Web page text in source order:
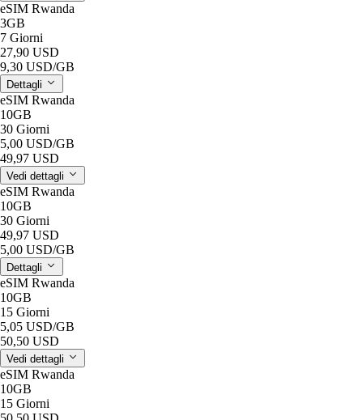
eSIM Rwanda
3GB
7 Giorni
27,90 USD
9,30 USD/GB
Dettagli
eSIM Rwanda
10GB
30 Giorni
5,00 USD/GB
49,97 USD
Vedi dettagli
eSIM Rwanda
10GB
30 Giorni
49,97 USD
5,00 USD/GB
Dettagli
eSIM Rwanda
10GB
15 Giorni
5,05 USD/GB
50,50 USD
Vedi dettagli
eSIM Rwanda
10GB
15 Giorni